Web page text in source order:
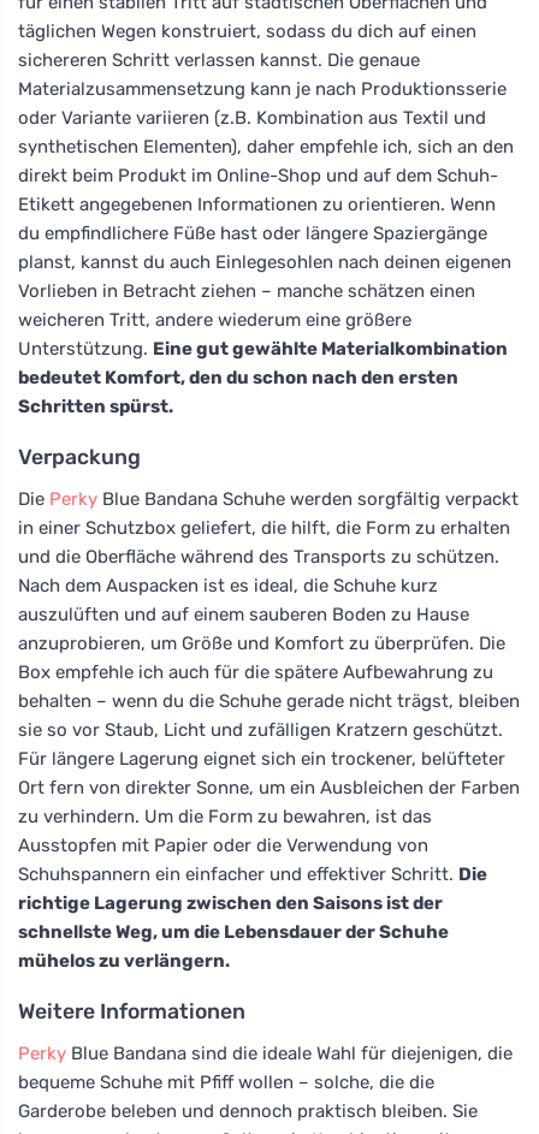
täglichen Wegen konstruiert, sodass du dich auf einen
sichereren Schritt verlassen kannst. Die genaue
Materialzusammensetzung kann je nach Produktionsserie
oder Variante variieren (z.B. Kombination aus Textil und
synthetischen Elementen), daher empfehle ich, sich an den
direkt beim Produkt im Online-Shop und auf dem Schuh-
Etikett angegebenen Informationen zu orientieren. Wenn
du empfindlichere Füße hast oder längere Spaziergänge
planst, kannst du auch Einlegesohlen nach deinen eigenen
Vorlieben in Betracht ziehen – manche schätzen einen
weicheren Tritt, andere wiederum eine größere
Unterstützung. Eine gut gewählte Materialkombination
bedeutet Komfort, den du schon nach den ersten
Schritten spürst.
Verpackung
Die Perky Blue Bandana Schuhe werden sorgfältig verpackt
in einer Schutzbox geliefert, die hilft, die Form zu erhalten
und die Oberfläche während des Transports zu schützen.
Nach dem Auspacken ist es ideal, die Schuhe kurz
auszulüften und auf einem sauberen Boden zu Hause
anzuprobieren, um Größe und Komfort zu überprüfen. Die
Box empfehle ich auch für die spätere Aufbewahrung zu
behalten – wenn du die Schuhe gerade nicht trägst, bleiben
sie so vor Staub, Licht und zufälligen Kratzern geschützt.
Für längere Lagerung eignet sich ein trockener, belüfteter
Ort fern von direkter Sonne, um ein Ausbleichen der Farben
zu verhindern. Um die Form zu bewahren, ist das
Ausstopfen mit Papier oder die Verwendung von
Schuhspannern ein einfacher und effektiver Schritt. Die
richtige Lagerung zwischen den Saisons ist der
schnellste Weg, um die Lebensdauer der Schuhe
mühelos zu verlängern.
Weitere Informationen
Perky Blue Bandana sind die ideale Wahl für diejenigen, die
bequeme Schuhe mit Pfiff wollen – solche, die die
Garderobe beleben und dennoch praktisch bleiben. Sie